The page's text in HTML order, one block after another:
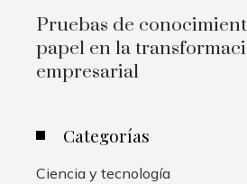
Pruebas de
papel en la
empresarial
Categorías
Ciencia y tecnología